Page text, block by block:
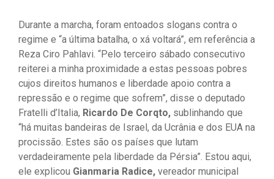
Durante a marcha, foram entoados slogans contra o
regime e “a última batalha, o xá voltará”, em referência a
Reza Ciro Pahlavi. “Pelo terceiro sábado consecutivo
reiterei a minha proximidade a estas pessoas pobres
cujos direitos humanos e liberdade apoio contra a
repressão e o regime que sofrem”, disse o deputado
Fratelli d’Italia, Ricardo De Corqto, sublinhando que
“há muitas bandeiras de Israel, da Ucrânia e dos EUA na
procissão. Estes são os países que lutam
verdadeiramente pela liberdade da Pérsia”. Estou aqui,
ele explicou Gianmaria Radice, vereador municipal